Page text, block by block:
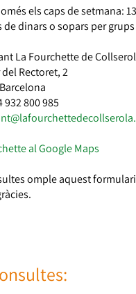
els caps de setmana:
de dinars o sopars per
La Fourchette de
Rectoret, 2
932 800 985
al Google Maps
omple aquest